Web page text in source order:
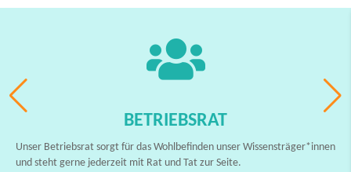
BETRIEBSRAT
Unser Betriebsrat sorgt für das Wohlbefinden unser Wissensträger*innen
und steht gerne jederzeit mit Rat und Tat zur Seite.